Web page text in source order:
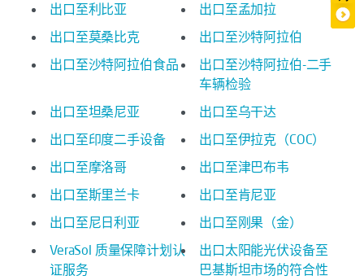
出口至利比亚
出口至孟加拉
出口至莫桑比克
出口至沙特阿拉伯
出口至沙特阿拉伯食品
出口至沙特阿拉伯-二手
车辆检验
出口至坦桑尼亚
出口至乌干达
出口至印度二手设备
出口至伊拉克（COC）
出口至摩洛哥
出口至津巴布韦
出口至斯里兰卡
出口至肯尼亚
出口至尼日利亚
出口至刚果（金）
VeraSol 质量保障计划认
证服务
出口太阳能光伏设备至
巴基斯坦市场的符合性